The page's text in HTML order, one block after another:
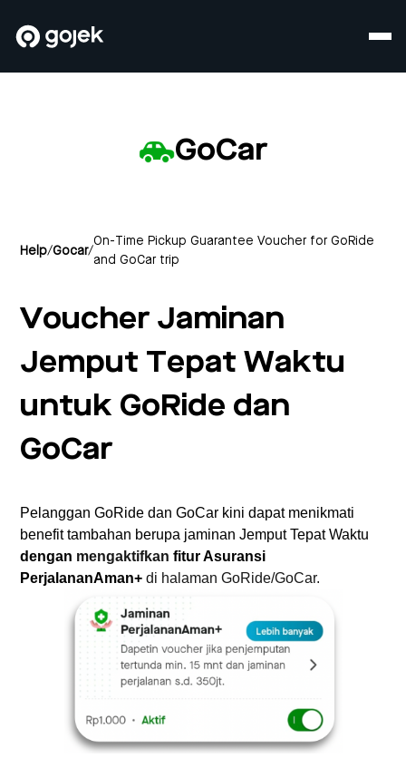
GoCar
Help/Gocar/
On-Time Pickup Guarantee Voucher for GoRide
and GoCar trip
Voucher Jaminan
Jemput Tepat Waktu
untuk GoRide dan
GoCar
Pelanggan GoRide dan GoCar kini dapat menikmati
benefit tambahan berupa jaminan Jemput Tepat Waktu
dengan mengaktifkanfitur Asuransi
PerjalananAman+ di halaman GoRide/GoCar.